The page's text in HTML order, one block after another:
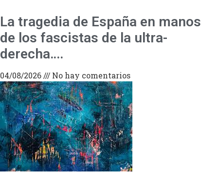
La tragedia de España en manos
de los fascistas de la ultra-
derecha….
04/08/2026 No hay comentarios